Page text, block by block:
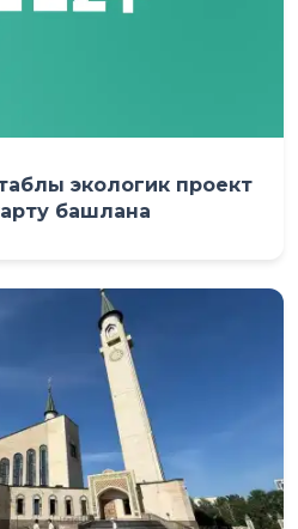
экологик проект
башлана